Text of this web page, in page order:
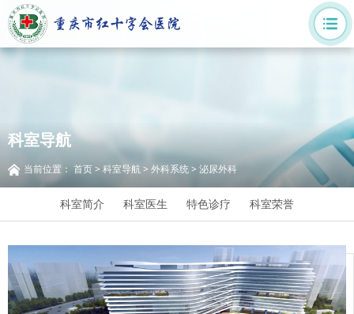
科室导航
当前位置： 首页> 科室导航> 外科系统> 泌尿外科
科室简介 科室医生 特色诊疗 科室荣誉